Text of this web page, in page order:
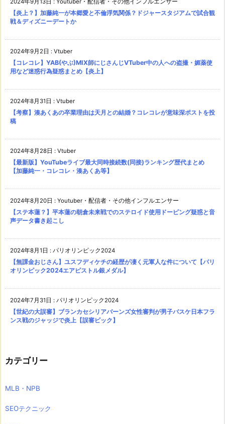
【炎上？】加藤純一が本郷愛と不倫浮気関係？ドジャースタジアムで試合観
戦＆ディズニーデートか
2024年9月2日 : Vtuber
【コレコレ】YAB(やぶ)MIX師にじさんじVTuber中の人への盗撮・媚薬使
用など迷惑行為疑惑まとめ【炎上】
2024年8月31日 : Vtuber
【考察】湊あくあの卒業理由は天月との結婚？コレコレが意味深ポストを投
稿
2024年8月28日 : Vtuber
【最新版】YouTubeライブ最大同時接続数(同接)ランキング歴代まとめ
【加藤純一・コレコレ・湊あくあ等】
2024年8月20日 : Youtuber・配信者・その他インフルエンサー
【ステ本蓮？】平本蓮の朝倉未来戦でのステロイド使用ドーピング疑惑と音
声データ書き起こし
2024年8月1日 : パリオリンピック2024
【無課金おじさん】ユスフディケチの経歴が凄く元軍人な件について【パリ
オリンピック2024エアピストル銀メダル】
2024年7月31日 : パリオリンピック2024
【世紀の大誤審】ブランカセシリアバーンズ女性審判が男子バスケ日本フラ
ンス戦のジャッジで炎上【誤審ピック】
カテゴリー
MLB・NPB
SEOテクニック